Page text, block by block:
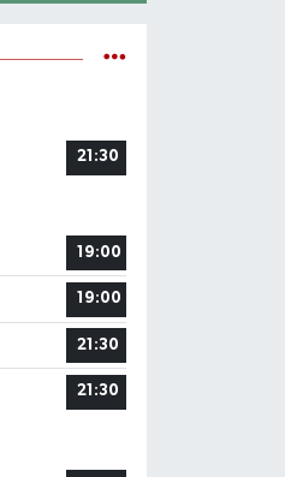
21:30
19:00
19:00
21:30
21:30